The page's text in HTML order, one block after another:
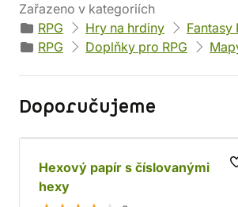
Zařazeno v kategoriích
RPG
Hry na hrdiny Fantasy
RPG
Doplňky pro RPG
Doporučujeme
Hexový papír s číslovanými
hexy